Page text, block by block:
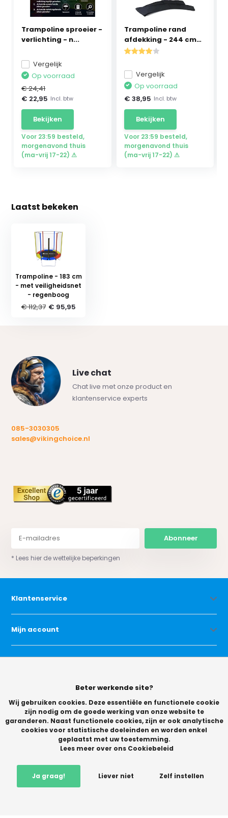
Trampoline sproeier -
verlichting - n...
Vergelijk
Op voorraad
€ 24,41
€ 22,95 Incl. btw
Bekijken
Voor 23:59 besteld,
morgenavond thuis
(ma-vrij 17-22) ⚠
Trampoline rand
afdekking - 244 cm
di...
Vergelijk
Op voorraad
€ 38,95 Incl. btw
Bekijken
Voor 23:59 besteld,
morgenavond thuis
(ma-vrij 17-22) ⚠
Laatst bekeken
Trampoline - 183 cm
- met veiligheidsnet
- regenboog
€ 112,37 € 95,95
Live chat
Chat live met onze product en
klantenservice experts
085-3030305
sales@vikingchoice.nl
Abonneer
* Lees hier de wettelijke beperkingen
Klantenservice
Mijn account
Categorieën
Vikingchoice.nl - Scherpe prijzen! Ruime keuze9.2- Trusted
Beter werkende site?
Wij gebruiken cookies. Deze essentiële en functionele cookie
zijn nodig om de goede werking van onze website te
garanderen. Naast functionele cookies, zijn er ook analytische
cookies voor statistische doeleinden en worden enkel
geplaatst met uw toestemming.
Lees meer over ons Cookiebeleid
Ja graag! Liever niet Zelf instellen